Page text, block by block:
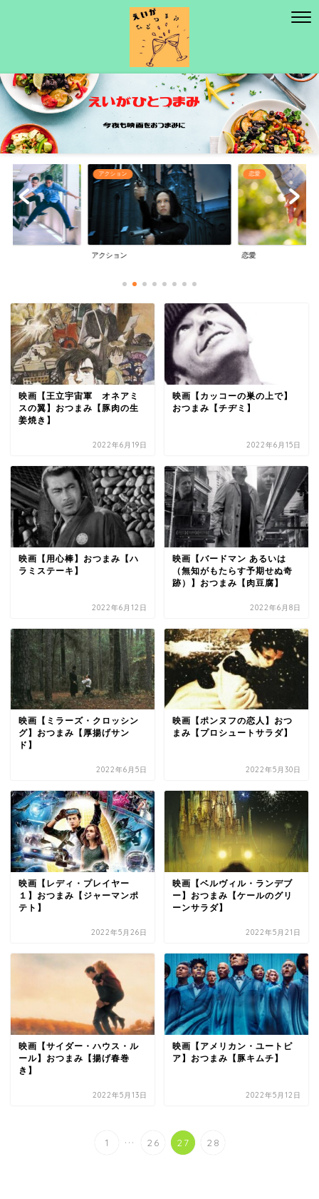
アクション
アクション
恋愛
恋愛
映画【王立宇宙軍 オネアミ
スの翼】おつまみ【豚肉の生
姜焼き】
2022年6月19日
映画【カッコーの巣の上で】
おつまみ【チヂミ】
2022年6月15日
映画【用心棒】おつまみ【ハ
ラミステーキ】
2022年6月12日
映画【バードマン あるいは
（無知がもたらす予期せぬ奇
跡）】おつまみ【肉豆腐】
2022年6月8日
映画【ミラーズ・クロッシン
グ】おつまみ【厚揚げサン
ド】
2022年6月5日
映画【ポンヌフの恋人】おつ
まみ【プロシュートサラダ】
2022年5月30日
映画【レディ・プレイヤー
１】おつまみ【ジャーマンポ
テト】
2022年5月26日
映画【ベルヴィル・ランデブ
ー】おつまみ【ケールのグリ
ーンサラダ】
2022年5月21日
映画【サイダー・ハウス・ル
ール】おつまみ【揚げ春巻
き】
2022年5月13日
映画【アメリカン・ユートピ
ア】おつまみ【豚キムチ】
2022年5月12日
1 ... 26 27 28